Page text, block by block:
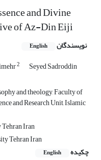
and Divine
of Az-Din Eiji
نویسندگان English
2 Seyed Sadroddin
and theology, Faculty of
and Research Unit, Islamic
Iran
Tehran Iran
چکیده
English